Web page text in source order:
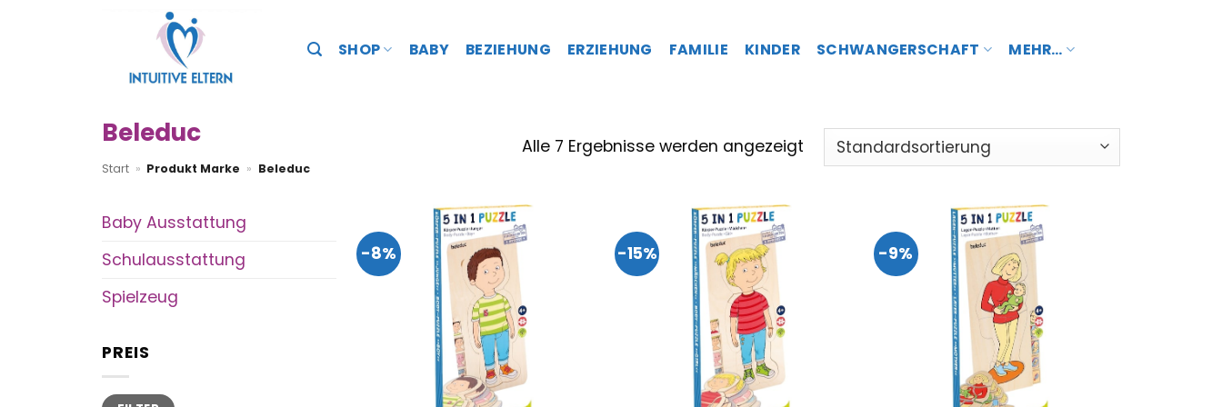
SHOP BABY BEZIEHUNG ERZIEHUNG FAMILIE KINDER SCHWANGERSCHAFT MEHR…
Beleduc
Start » Produkt Marke » Beleduc
Alle 7 Ergebnisse werden angezeigt
Baby Ausstattung
Schulausstattung
Spielzeug
PREIS
Min.
Max.
-8% -15% -9%